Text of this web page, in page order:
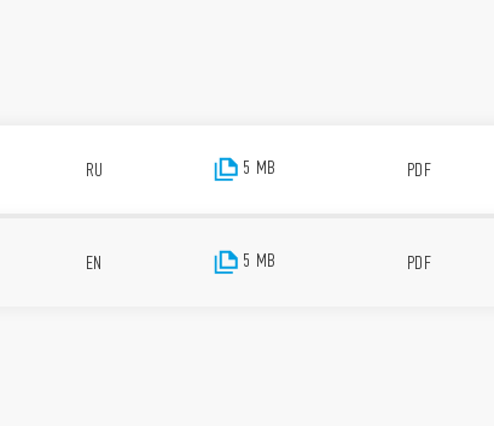
RU 5 MB PDF
EN 5 MB PDF